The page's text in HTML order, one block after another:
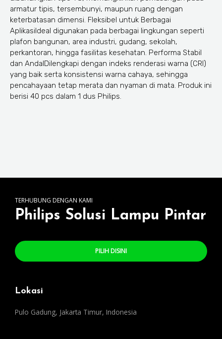
armatur tipis, tersembunyi, maupun ruang dengan
keterbatasan dimensi. Fleksibel untuk Berbagai
AplikasiIdeal digunakan pada berbagai lingkungan seperti
plafon bangunan, area industri, gudang, sekolah,
perkantoran, hingga fasilitas kesehatan. Performa Stabil
dan AndalDilengkapi dengan indeks renderasi warna (CRI)
yang baik serta konsistensi warna cahaya, sehingga
pencahayaan tetap merata dan nyaman di mata. Produk ini
berisi 40 pcs dalam 1 dus Philips.
TERHUBUNG DENGAN KAMI
Philips Solusi Lampu Pintar
PILIH DISINI
Lokasi
Pulo Gadung, Jakarta Timur, Indonesia